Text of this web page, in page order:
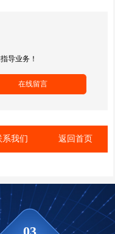
前来莅临指导业务！
在线留言
系我们 返回首页